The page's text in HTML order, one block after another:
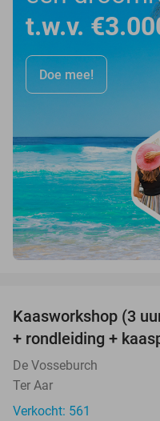
t.w.v.
Doe mee!
Kaasworkshop (3
+ rondleiding +
De Vosseburch
Ter Aar
Verkocht: 561